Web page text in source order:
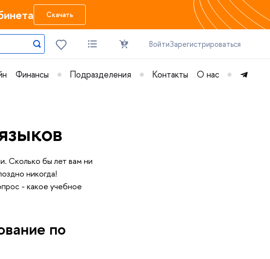
Скачать
ВойтиЗарегистрироваться
Финансы Подразделения Контакты О нас
Сколько бы лет вам ни
никогда!
- какое учебное
по